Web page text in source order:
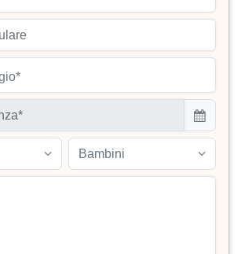
Bambini